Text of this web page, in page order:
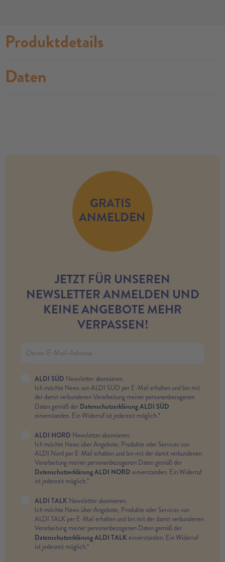
Produktdetails
Daten
GRATIS
ANMELDEN
JETZT FÜR UNSEREN
NEWSLETTER ANMELDEN UND
KEINE ANGEBOTE MEHR
VERPASSEN!
ALDI SÜD Newsletter abonnieren.
Ich möchte News von ALDI SÜD per E-Mail erhalten und bin mit
der damit verbundenen Verarbeitung meiner personenbezogenen
Daten gemäß der Datenschutzerklärung ALDI SÜD
einverstanden. Ein Widerruf ist jederzeit möglich.*
ALDI NORD Newsletter abonnieren.
Ich möchte News über Angebote, Produkte oder Services von
ALDI Nord per E-Mail erhalten und bin mit der damit verbundenen
Verarbeitung meiner personenbezogenen Daten gemäß der
Datenschutzerklärung ALDI NORD einverstanden. Ein Widerruf
ist jederzeit möglich.*
ALDI TALK Newsletter abonnieren.
Ich möchte News über Angebote, Produkte oder Services von
ALDI TALK per E-Mail erhalten und bin mit der damit verbundenen
Verarbeitung meiner personenbezogenen Daten gemäß der
Datenschutzerklärung ALDI TALK einverstanden. Ein Widerruf
ist jederzeit möglich.*